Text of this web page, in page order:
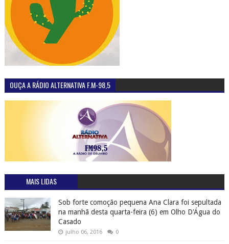
OUÇA A RÁDIO ALTERNATIVA F.M-98,5
MAIS LIDAS
Sob forte comoção pequena Ana Clara foi sepultada
na manhã desta quarta-feira (6) em Olho D'Água do
Casado
julho 06, 2016 0